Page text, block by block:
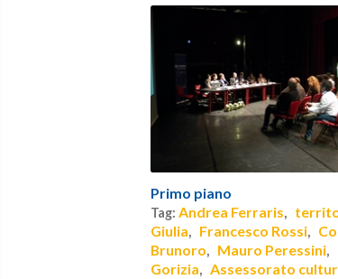
Primo piano
Tag:Andrea Ferraris,
Giulia, Francesco Rossi,
Brunoro, Mauro Peressini,
Gorizia,Assessorato